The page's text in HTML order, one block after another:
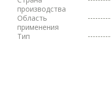
производства
Область
применения
Тип